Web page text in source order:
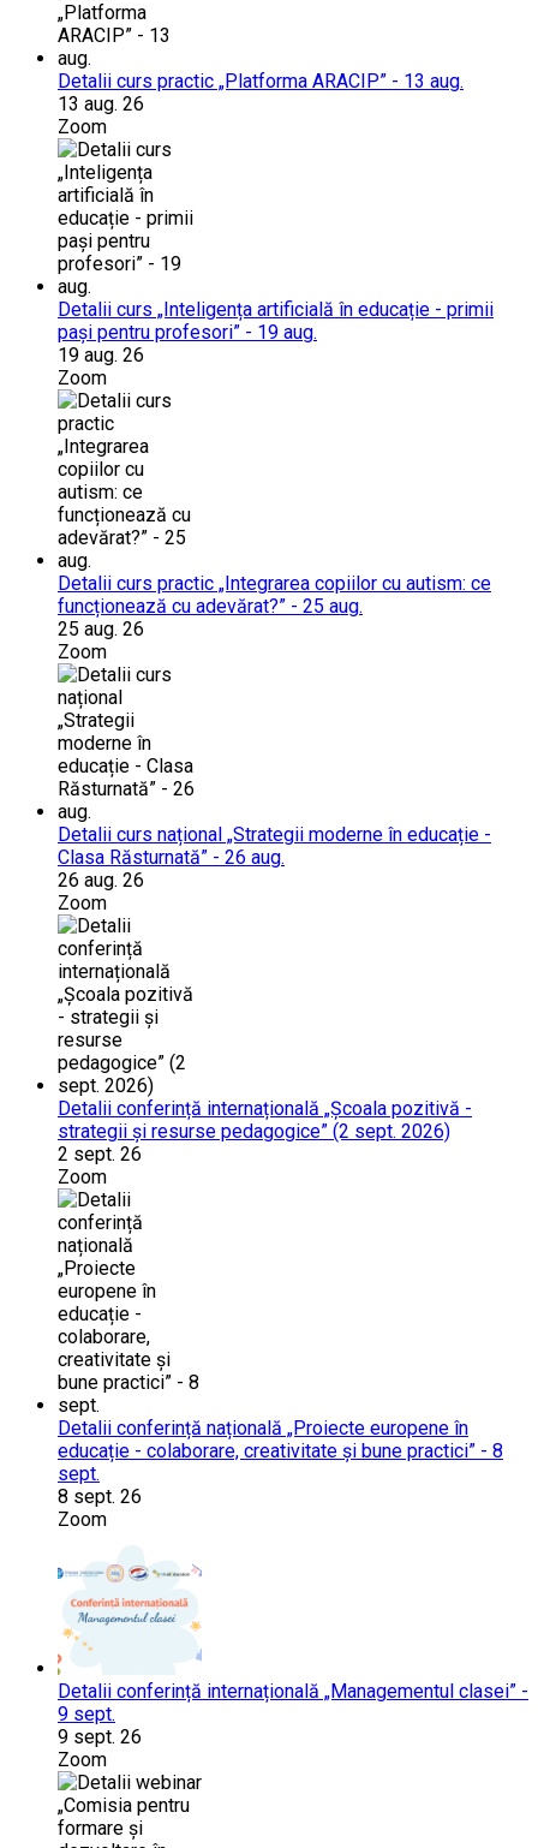
Detalii curs practic „Platforma ARACIP” - 13 aug.
13 aug. 26
Zoom
Detalii curs „Inteligența artificială în educație - primii
pași pentru profesori” - 19 aug.
19 aug. 26
Zoom
Detalii curs practic „Integrarea copiilor cu autism: ce
funcționează cu adevărat?” - 25 aug.
25 aug. 26
Zoom
Detalii curs național „Strategii moderne în educație -
Clasa Răsturnată” - 26 aug.
26 aug. 26
Zoom
Detalii conferință internațională „Școala pozitivă -
strategii și resurse pedagogice” (2 sept. 2026)
2 sept. 26
Zoom
Detalii conferință națională „Proiecte europene în
educație - colaborare, creativitate și bune practici” - 8
sept.
8 sept. 26
Zoom
Detalii conferință internațională „Managementul clasei” -
9 sept.
9 sept. 26
Zoom